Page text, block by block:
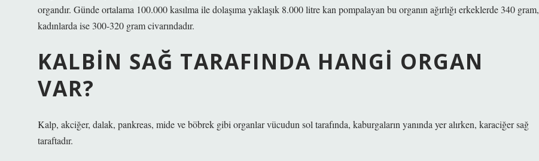
organdır. Günde ortalama 100.000 kasılma ile dolaşıma yaklaşık 8.000 litre kan pompalayan bu organın ağırlığı erkeklerde 340 gram,
kadınlarda ise 300-320 gram civarındadır.
KALBIN SAĞ TARAFINDA HANGI ORGAN
VAR?
Kalp, akciğer, dalak, pankreas, mide ve böbrek gibi organlar vücudun sol tarafında, kaburgaların yanında yer alırken, karaciğer sağ
taraftadır.